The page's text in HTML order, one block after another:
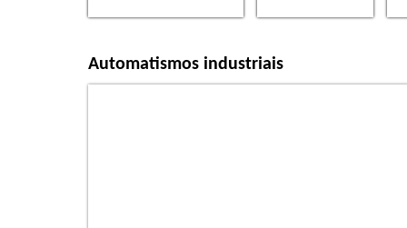
Automatismos industriais